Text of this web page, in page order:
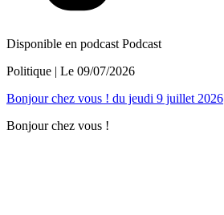
Disponible en podcast Podcast
Politique | Le 09/07/2026
Bonjour chez vous ! du jeudi 9 juillet 2026
Bonjour chez vous !